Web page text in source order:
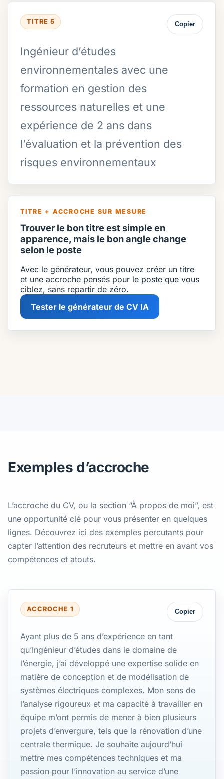
TITRE 5 Copier
Ingénieur d’études
environnementales avec une
formation en gestion des
ressources naturelles et une
expérience de 2 ans dans
l’évaluation et la prévention des
risques environnementaux
TITRE + ACCROCHE SUR MESURE
Trouver le bon titre est simple en
apparence, mais le bon angle change
selon le poste
Avec le générateur, vous pouvez créer un titre
et une accroche pensés pour le poste que vous
ciblez, sans repartir de zéro.
Tester le générateur de CV IA
Exemples d’accroche
L’accroche du CV, ou la section “À propos de moi”, est
une opportunité clé pour vous présenter en quelques
lignes. Découvrez ici des exemples percutants pour
capter l’attention des recruteurs et mettre en avant vos
compétences et atouts.
ACCROCHE 1 Copier
Ayant plus de 5 ans d’expérience en tant
qu’Ingénieur d’études dans le domaine de
l’énergie, j’ai développé une expertise solide en
matière de conception et de modélisation de
systèmes électriques complexes. Mon sens de
l’analyse rigoureux et ma capacité à travailler en
équipe m’ont permis de mener à bien plusieurs
projets d’envergure, tels que la rénovation d’une
centrale thermique. Je souhaite aujourd’hui
mettre mes compétences techniques et ma
passion pour l’innovation au service d’une